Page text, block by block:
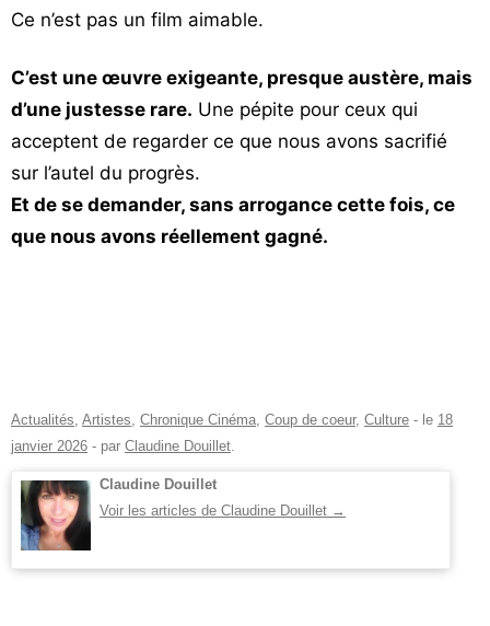
Ce n’est pas un film aimable.
C’est une œuvre exigeante, presque austère, mais
d’une justesse rare. Une pépite pour ceux qui
acceptent de regarder ce que nous avons sacrifié
sur l’autel du progrès.
Et de se demander, sans arrogance cette fois, ce
que nous avons réellement gagné.
Actualités, Artistes, Chronique Cinéma, Coup de coeur, Culture - le 18
janvier 2026 - par Claudine Douillet.
Claudine Douillet
Voir les articles de Claudine Douillet →